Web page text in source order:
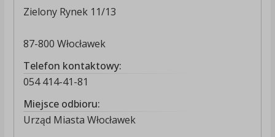
Zielony Rynek 11/13
87-800 Włocławek
Telefon kontaktowy:
054 414-41-81
Miejsce odbioru:
Urząd Miasta Włocławek